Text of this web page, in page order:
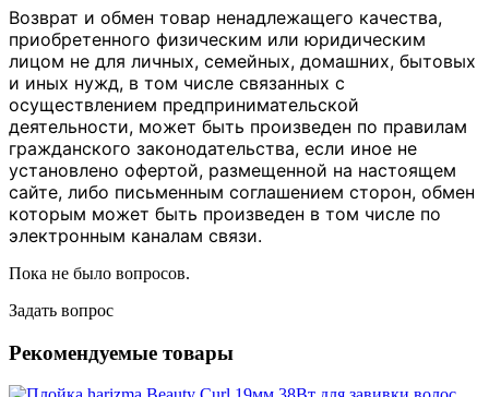
Возврат и обмен товар ненадлежащего качества,
приобретенного физическим или юридическим
лицом не для личных, семейных, домашних, бытовых
и иных нужд, в том числе связанных с
осуществлением предпринимательской
деятельности, может быть произведен по правилам
гражданского законодательства, если иное не
установлено офертой, размещенной на настоящем
сайте, либо письменным соглашением сторон, обмен
которым может быть произведен в том числе по
электронным каналам связи.
Пока не было вопросов.
Задать вопрос
Рекомендуемые товары